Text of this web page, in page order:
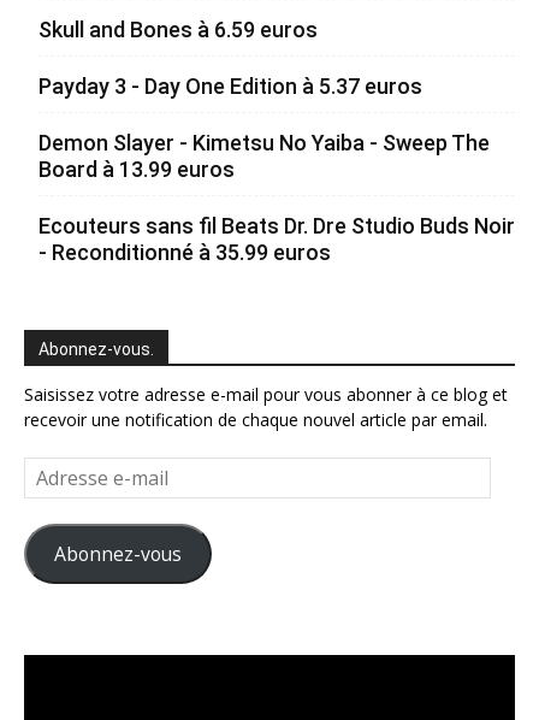
Skull and Bones à 6.59 euros
Payday 3 - Day One Edition à 5.37 euros
Demon Slayer - Kimetsu No Yaiba - Sweep The
Board à 13.99 euros
Ecouteurs sans fil Beats Dr. Dre Studio Buds Noir
- Reconditionné à 35.99 euros
Abonnez-vous.
Saisissez votre adresse e-mail pour vous abonner à ce blog et
recevoir une notification de chaque nouvel article par email.
Adresse
e-
mail
Abonnez-vous